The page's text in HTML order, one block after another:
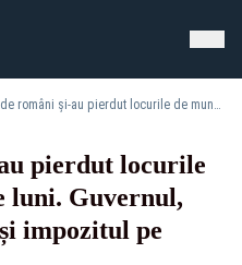
50.000 de români și-au pierdut locurile de muncă în ultimele luni. Guvernul, somat să scadă TVA și impozitul pe muncă
pierdut locurile
luni. Guvernul,
impozitul pe